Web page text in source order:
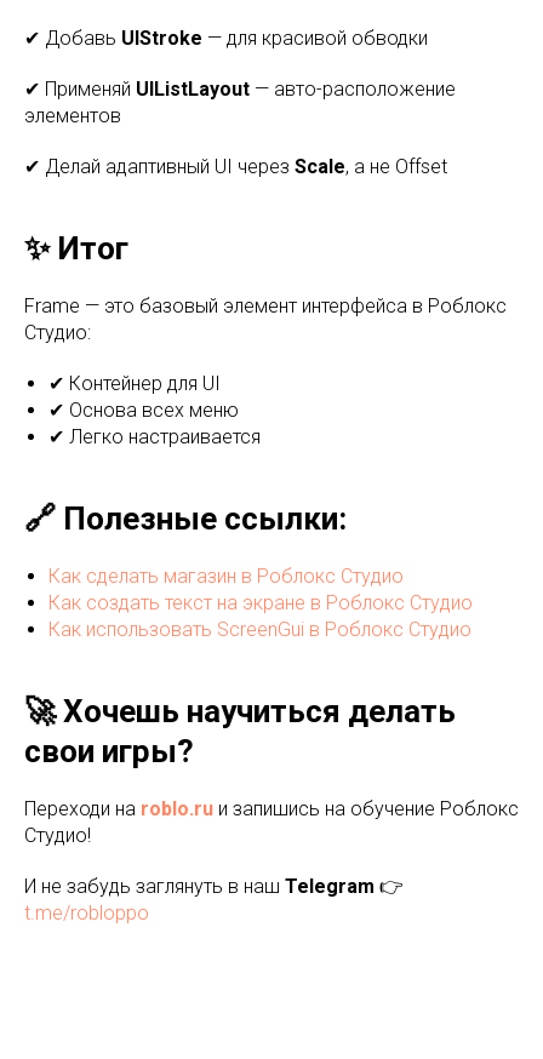
✔ Добавь UIStroke — для красивой обводки
✔ Применяй UIListLayout — авто-расположение
элементов
✔ Делай адаптивный UI через Scale, а не Offset
✨ Итог
Frame — это базовый элемент интерфейса в Роблокс
Студио:
✔ Контейнер для UI
✔ Основа всех меню
✔ Легко настраивается
🔗 Полезные ссылки:
Как сделать магазин в Роблокс Студио
Как создать текст на экране в Роблокс Студио
Как использовать ScreenGui в Роблокс Студио
🚀 Хочешь научиться делать
свои игры?
Переходи на roblo.ru и запишись на обучение Роблокс
Студио!
И не забудь заглянуть в наш Telegram 👉
t.me/robloppo